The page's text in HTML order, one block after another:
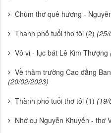
Chùm thơ quê hương -
Thành phố tuổi thơ tôi (2) (25/
Vô vi - lục bát Lê Kim Thượng
Về thăm trường Cao đẳng
(20/02/2023)
Thành phố tuổi thơ tôi (1) (19/
Nhớ cụ Nguyễn Khuyến - thơ